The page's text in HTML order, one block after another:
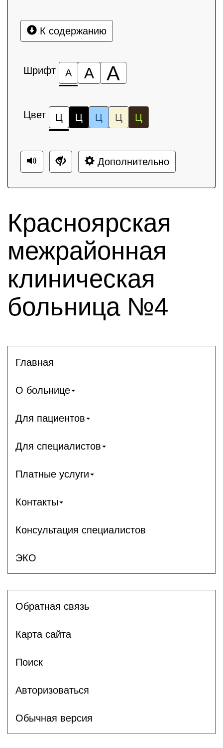
К содержанию
Шрифт А А А
Цвет Ц Ц Ц Ц Ц
Дополнительно
Красноярская
межрайонная
клиническая
больница №4
Главная
О больнице
Для пациентов
Для специалистов
Платные услуги
Контакты
Консультация специалистов
ЭКО
Обратная связь
Карта сайта
Поиск
Авторизоваться
Обычная версия